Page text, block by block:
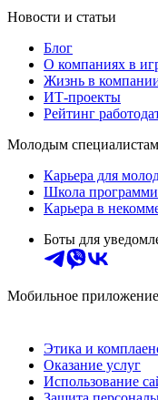
Новости и статьи
Блог
О компаниях в
Жизнь в
ИТ-проекты
Рейтинг
Молодым специалистам
Карьера для
Школа
Карьера в
Боты для
Мобильное приложение
Этика и
Оказание услуг
Использование